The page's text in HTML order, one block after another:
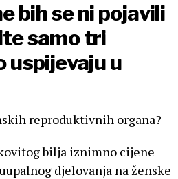
bih se ni pojavili
samo tri
uspijevaju u
reproduktivnih organa?
bilja iznimno cijene
djelovanja na ženske